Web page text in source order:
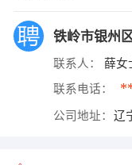
铁岭市银州
联系人： 薛女
联系电话：
公司地址： 辽